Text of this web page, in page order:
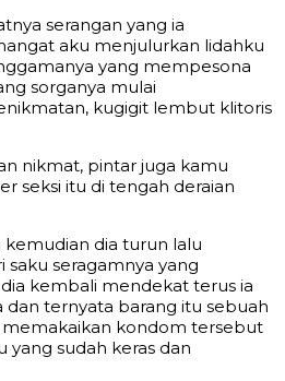
serangan yang ia
aku menjulurkan lidahku
yang mempesona
sorganya mulai
kugigit lembut klitoris
nikmat, pintar juga kamu
seksi itu di tengah deraian
dia turun lalu
seragamnya yang
kembali mendekat terus ia
ternyata barang itu sebuah
kondom tersebut
sudah keras dan